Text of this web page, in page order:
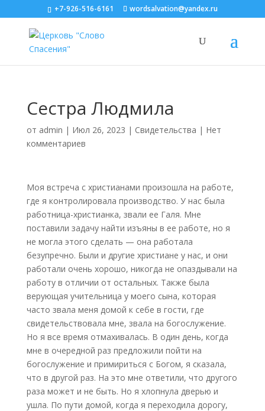
+7-926-516-6161 wordsalvation@yandex.ru
Сестра Людмила
от admin | Июл 26, 2023 | Свидетельства | Нет
комментариев
Моя встреча с христианами произошла на работе,
где я контролировала производство. У нас была
работница-христианка, звали ее Галя. Мне
поставили задачу найти изъяны в ее работе, но я
не могла этого сделать — она работала
безупречно. Были и другие христиане у нас, и они
работали очень хорошо, никогда не опаздывали на
работу в отличии от остальных. Также была
верующая учительница у моего сына, которая
часто звала меня домой к себе в гости, где
свидетельствовала мне, звала на богослужение.
Но я все время отмахивалась. В один день, когда
мне в очередной раз предложили пойти на
богослужение и примириться с Богом, я сказала,
что в другой раз. На это мне ответили, что другого
раза может и не быть. Но я хлопнула дверью и
ушла. По пути домой, когда я переходила дорогу,